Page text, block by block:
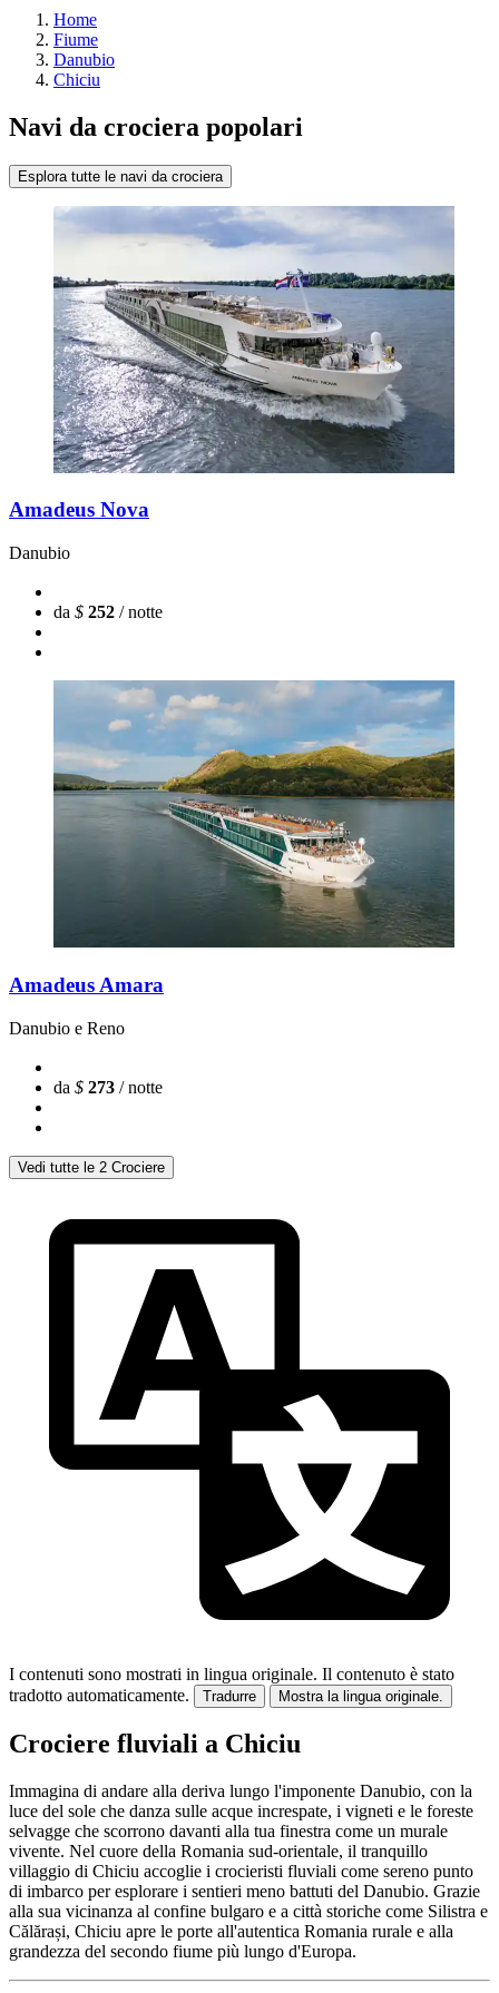
Home
Fiume
Danubio
Chiciu
Navi da crociera popolari
Esplora tutte le navi da crociera
Amadeus Nova
Danubio
da $ 252 / notte
Amadeus Amara
Danubio e Reno
da $ 273 / notte
Vedi tutte le 2 Crociere
I contenuti sono mostrati in lingua originale. Il contenuto è stato
tradotto automaticamente.
Tradurre Mostra la lingua originale.
Crociere fluviali a Chiciu
Immagina di andare alla deriva lungo l'imponente Danubio, con la
luce del sole che danza sulle acque increspate, i vigneti e le foreste
selvagge che scorrono davanti alla tua finestra come un murale
vivente. Nel cuore della Romania sud-orientale, il tranquillo
villaggio di Chiciu accoglie i crocieristi fluviali come sereno punto
di imbarco per esplorare i sentieri meno battuti del Danubio. Grazie
alla sua vicinanza al confine bulgaro e a città storiche come Silistra e
Călărași, Chiciu apre le porte all'autentica Romania rurale e alla
grandezza del secondo fiume più lungo d'Europa.